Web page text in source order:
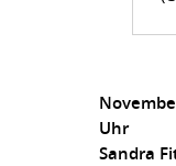
Uhr
Sandra